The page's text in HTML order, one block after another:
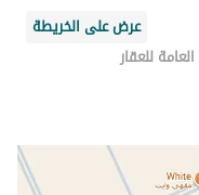
عرض على الخريطة
للعقار